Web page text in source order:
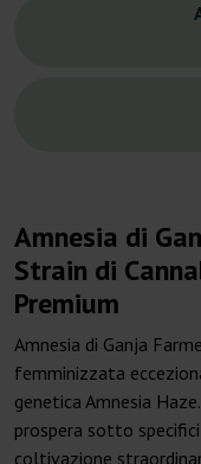
Amnesia di
Strain di
Premium
Amnesia di Ganja
femminizzata
genetica Amnesia
prospera sotto
coltivazione